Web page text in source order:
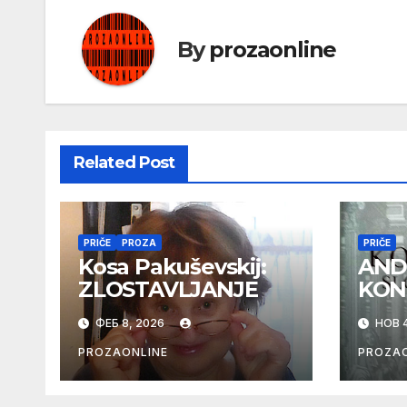
Byprozaonline
Related Post
PRIČE PROZA
Kosa Pakuševskij:
ZLOSTAVLJANJE
ФЕБ 8, 2026
PROZAONLINE
PRIČE
НОВ